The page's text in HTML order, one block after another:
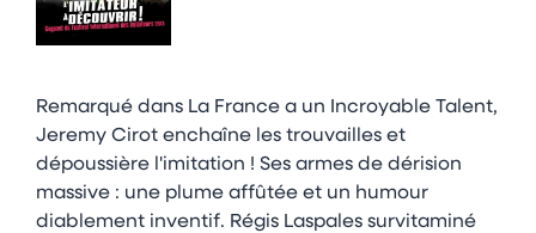
Remarqué dans La France a un Incroyable Talent,
Jeremy Cirot enchaîne les trouvailles et
dépoussière l'imitation ! Ses armes de dérision
massive : une plume affûtée et un humour
diablement inventif. Régis Laspales survitaminé